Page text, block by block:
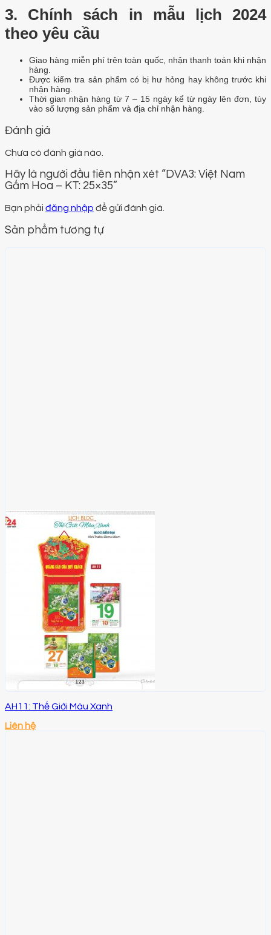
3. Chính sách in mẫu lịch 2024
theo yêu cầu
Giao hàng miễn phí trên toàn quốc, nhận thanh toán khi nhận
hàng.
Được kiểm tra sản phẩm có bị hư hỏng hay không trước khi
nhận hàng.
Thời gian nhận hàng từ 7 – 15 ngày kể từ ngày lên đơn, tùy
vào số lượng sản phẩm và địa chỉ nhận hàng.
Đánh giá
Chưa có đánh giá nào.
Hãy là người đầu tiên nhận xét “DVA3: Việt Nam
Gấm Hoa – KT: 25×35”
Bạn phải đăng nhập để gửi đánh giá.
Sản phẩm tương tự
AH11: Thế Giới Màu Xanh
Liên hệ